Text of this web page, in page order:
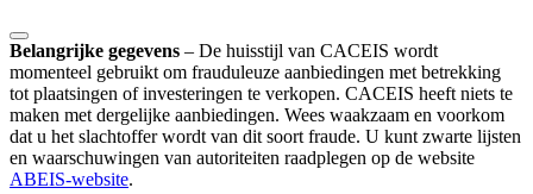
Belangrijke gegevens – De huisstijl van CACEIS wordt
momenteel gebruikt om frauduleuze aanbiedingen met betrekking
tot plaatsingen of investeringen te verkopen. CACEIS heeft niets te
maken met dergelijke aanbiedingen. Wees waakzaam en voorkom
dat u het slachtoffer wordt van dit soort fraude. U kunt zwarte lijsten
en waarschuwingen van autoriteiten raadplegen op de website
ABEIS-website.